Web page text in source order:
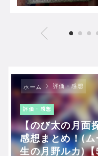
ホーム 評価・感想
評価・感想
【のび太の月面
感想まとめ！(
生の月野ルカ)